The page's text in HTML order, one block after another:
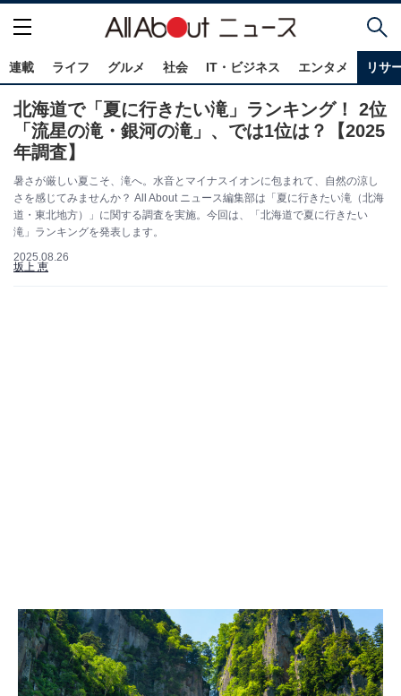
連載 ライフ グルメ 社会 IT・ビジネス エンタメ リサ
北海道で「夏に行きたい滝」ランキング！ 2位
「流星の滝・銀河の滝」、では1位は？【2025
年調査】
暑さが厳しい夏こそ、滝へ。水音とマイナスイオンに包まれて、自然の涼し
さを感じてみませんか？ All About ニュース編集部は「夏に行きたい滝（北海
道・東北地方）」に関する調査を実施。今回は、「北海道で夏に行きたい
滝」ランキングを発表します。
2025.08.26
坂上 恵